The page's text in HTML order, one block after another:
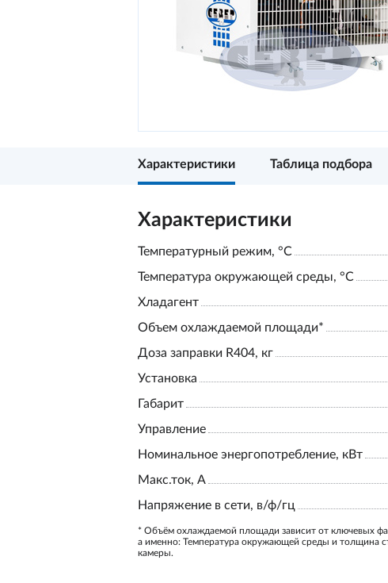
Характеристики Таблица подбора
Характеристики
Температурный режим, °С
Температура окружающей среды, °С
Хладагент
Объем охлаждаемой площади*
Доза заправки R404, кг
Установка
Габарит
Управление
Номинальное энергопотребление, кВт
Макс.ток, А
Напряжение в сети, в/ф/гц
* Объём охлаждаемой площади зависит от ключевых
а именно: Температура окружающей среды и толщина
камеры.